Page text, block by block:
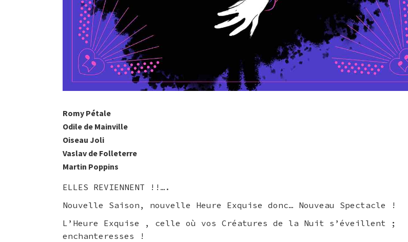
Romy Pétale
Odile de Mainville
Oiseau Joli
Vaslav de Folleterre
Martin Poppins
ELLES REVIENNENT !!….
Nouvelle Saison, nouvelle Heure Exquise donc… Nouveau Spectacle !
L’Heure Exquise , celle où vos Créatures de la Nuit s’éveillent ;
enchanteresses !